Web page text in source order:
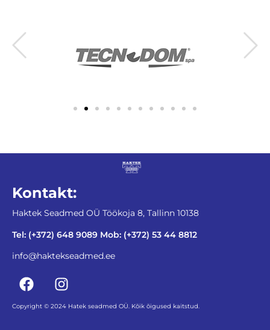
Kontakt:
Haktek Seadmed OÜ Töökoja 8, Tallinn 10138
Tel: (+372) 648 9089 Mob: (+372) 53 44 8812
info@haktekseadmed.ee
Copyright © 2024 Hatek seadmed OÜ. Kõik õigused kaitstud.